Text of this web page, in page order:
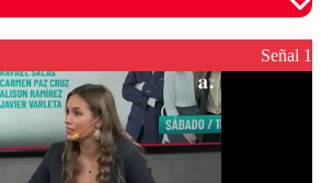
son moderados para garantizar un
diálogo respetuoso.
Señal 1